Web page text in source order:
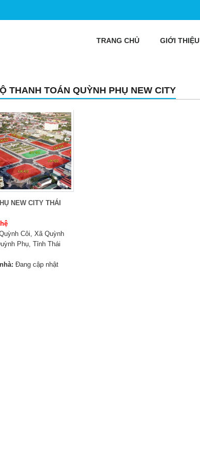
TRANG CHỦ GIỚI THIỆU
THANH TOÁN QUỲNH PHỤ NEW CITY
NEW CITY THÁI
Côi, Xã Quỳnh
Phụ, Tỉnh Thái
Đang cập nhật